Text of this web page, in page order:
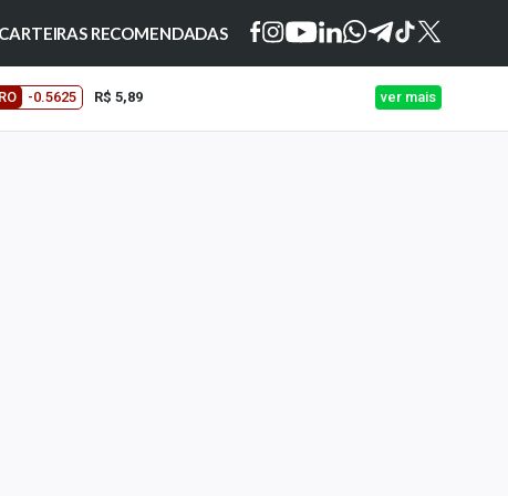
CARTEIRAS RECOMENDADAS
-0.5625 R$ 5,89 ver mais